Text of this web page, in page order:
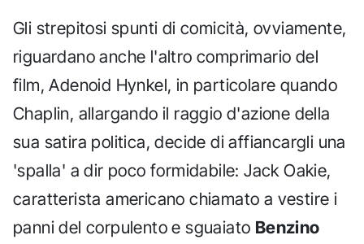
Gli strepitosi spunti di comicità, ovviamente,
riguardano anche l'altro comprimario del
film, Adenoid Hynkel, in particolare quando
Chaplin, allargando il raggio d'azione della
sua satira politica, decide di affiancargli una
'spalla' a dir poco formidabile: Jack Oakie,
caratterista americano chiamato a vestire i
panni del corpulento e sguaiato Benzino